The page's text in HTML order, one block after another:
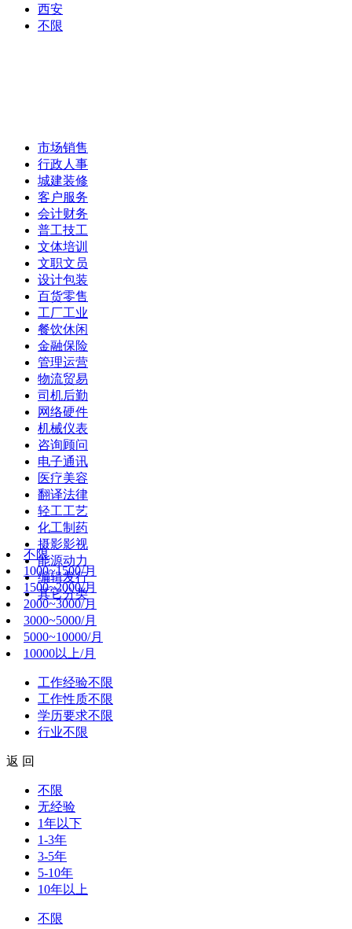
西安
不限
市场销售
行政人事
城建装修
客户服务
会计财务
普工技工
文体培训
文职文员
设计包装
百货零售
工厂工业
餐饮休闲
金融保险
管理运营
物流贸易
司机后勤
网络硬件
机械仪表
咨询顾问
电子通讯
医疗美容
翻译法律
轻工工艺
化工制药
摄影影视
能源动力
编辑发行
其它分类
不限
1000~1500/月
1500~2000/月
2000~3000/月
3000~5000/月
5000~10000/月
10000以上/月
工作经验不限
工作性质不限
学历要求不限
行业不限
返 回
不限
无经验
1年以下
1-3年
3-5年
5-10年
10年以上
不限